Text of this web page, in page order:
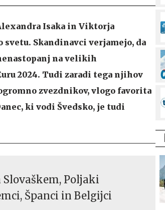
Isaka in Viktorja
svetu. Skandinavci verjamejo, da
na velikih
2024. Tudi zaradi tega njihov
zvezdnikov, vlogo favorita
ki vodi Švedsko, je tudi
Poljaki
Španci in Belgijci